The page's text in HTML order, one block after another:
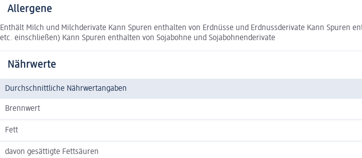
Allergene
Enthält Milch und Milchderivate Kann Spuren enthalten von Erdnüsse und Erdnussderivate Kann Spuren
etc. einschließen) Kann Spuren enthalten von Sojabohne und Sojabohnenderivate
Nährwerte
Durchschnittliche Nährwertangaben
Brennwert
Fett
davon gesättigte Fettsäuren